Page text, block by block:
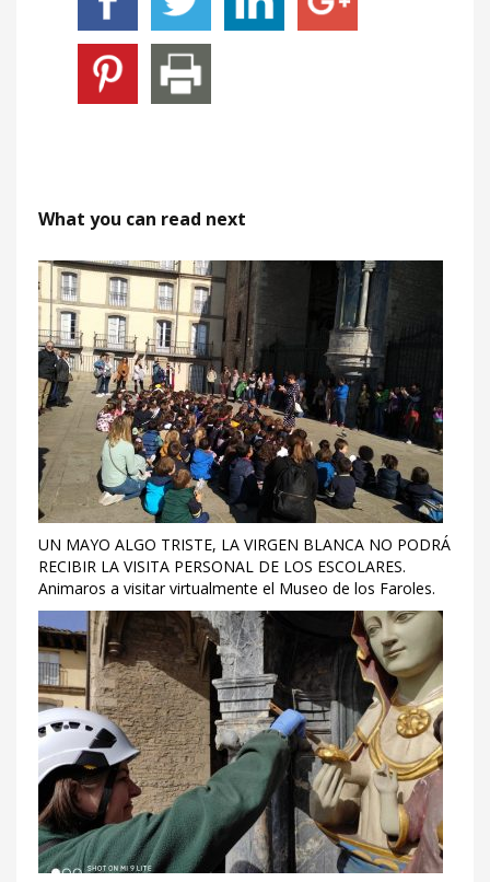
What you can read next
UN MAYO ALGO TRISTE, LA VIRGEN BLANCA NO PODRÁ
RECIBIR LA VISITA PERSONAL DE LOS ESCOLARES.
Animaros a visitar virtualmente el Museo de los Faroles.